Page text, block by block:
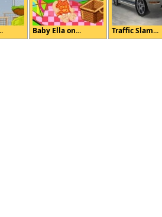
Baby Ella on... Traffic Slam...